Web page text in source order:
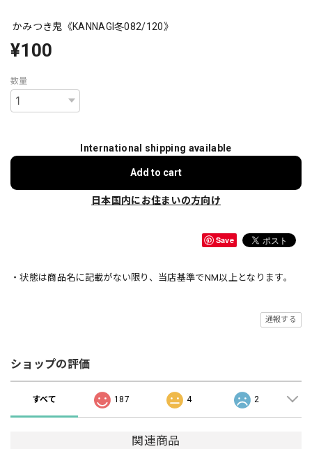
かみつき鬼《KANNAGI冬082/120》
¥100
数量
International shipping available
Add to cart
日本国内にお住まいの方向け
Save
・状態は商品名に記載がない限り、当店基準でNM以上となります。
通報する
ショップの評価
すべて 187 4 2
関連商品